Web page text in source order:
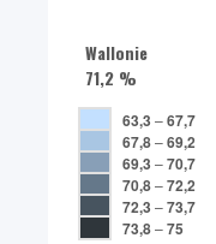
Wallonie
71,2 %
63,3 –67,7
67,8–69,2
69,3 –70,7
70,8–72,2
72,3 –73,7
73,8–75